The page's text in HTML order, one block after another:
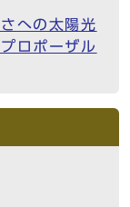
への太陽光
ロポーザル